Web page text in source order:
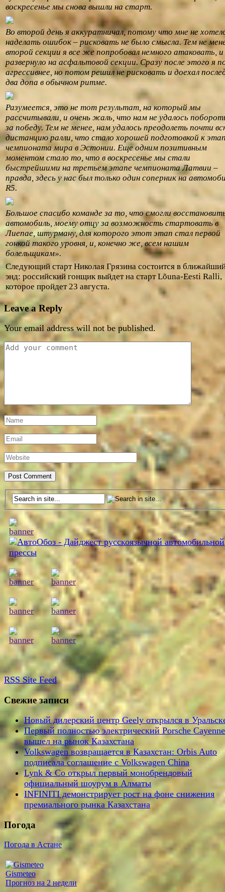
воскресенье мы снова вышли на старт.
Во второй день я аккуратничал, потому что мне не
наделать ошибок – рисковать не было смысла. Тем не
второй секции я все же попробовал немного атаковать,
развернуло на асфальтовой секции. Сразу после этого я
агрессивнее, но потом решил не рисковать и доехал
два допа в обычном ритме.
Разумеется, это не тот результат, на который мы
рассчитывали, и очень жаль, что нам не удалось
за победу. Тем не менее, нам удалось преодолеть почти
дистанцию ралли, что стало хорошей подготовкой к
чемпионата мира в Эстонии. Еще одним позитивным
моментом стало то, что в воскресенье мы стали
быстрейшими на третьем этапе чемпионата Латвии –
правда, здесь у нас был только один соперник на
R5.
Большое спасибо команде за то, что смогли
автомобиль, моему отцу за возможность стартовать в
Лиепае, штурману, для которого этот этап стал первой
гонкой такого уровня, и, конечно же, всем нашим
болельщикам».
Следующий старт Николая Грязина состоится в
энд: российский гонщик выйдет на старт Lõuna-Eesti Ralli,
которое пройдет 23 августа.
Leave a Reply
Your email address will not be published.
RSS Site Feed
Свежие записи
Новый дилерский центр Geely открылся в
Первый полностью электрический Porsche Cayenne
вышел на рынок Казахстана
Volkswagen возвращается в Казахстан: Orbis Auto
подписала соглашение с Volkswagen China
Lynk & Co открыл первый монобрендовый
официальный шоурум в Алматы
INFINITI демонстрирует рост на фоне снижения
премиального рынка Казахстана
Погода
Погода в Астане
Gismeteo
Прогноз на 2 недели